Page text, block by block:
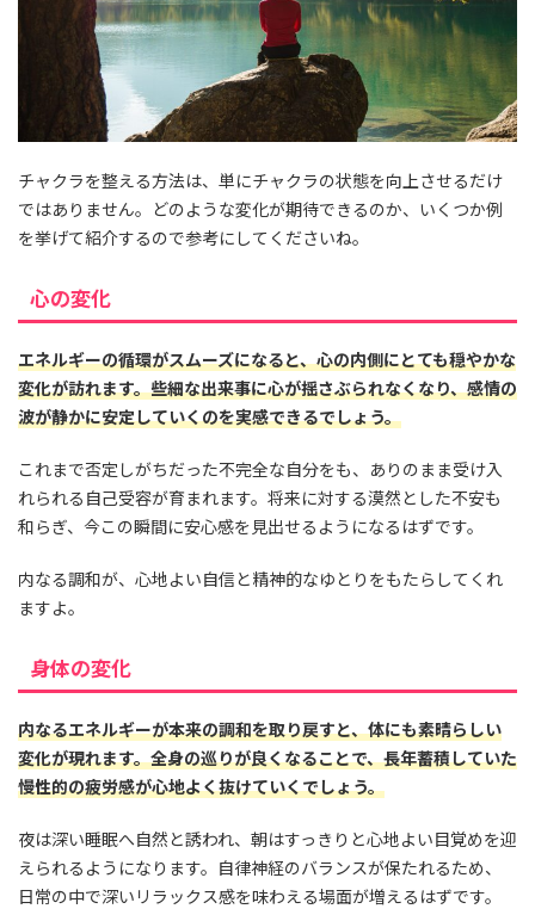
チャクラを整える方法は、単にチャクラの状態を向上させるだけ
ではありません。どのような変化が期待できるのか、いくつか例
を挙げて紹介するので参考にしてくださいね。
心の変化
エネルギーの循環がスムーズになると、心の内側にとても穏やかな
変化が訪れます。些細な出来事に心が揺さぶられなくなり、感情の
波が静かに安定していくのを実感できるでしょう。
これまで否定しがちだった不完全な自分をも、ありのまま受け入
れられる自己受容が育まれます。将来に対する漠然とした不安も
和らぎ、今この瞬間に安心感を見出せるようになるはずです。
内なる調和が、心地よい自信と精神的なゆとりをもたらしてくれ
ますよ。
身体の変化
内なるエネルギーが本来の調和を取り戻すと、体にも素晴らしい
変化が現れます。全身の巡りが良くなることで、長年蓄積していた
慢性的の疲労感が心地よく抜けていくでしょう。
夜は深い睡眠へ自然と誘われ、朝はすっきりと心地よい目覚めを迎
えられるようになります。自律神経のバランスが保たれるため、
日常の中で深いリラックス感を味わえる場面が増えるはずです。